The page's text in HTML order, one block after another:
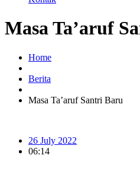
Masa Ta’aruf
Home
Berita
Masa Ta’aruf Santri Baru
26 July 2022
06:14